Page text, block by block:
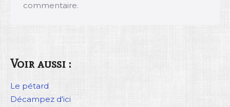
commentaire.
Voir aussi :
Le pétard
Décampez d’ici